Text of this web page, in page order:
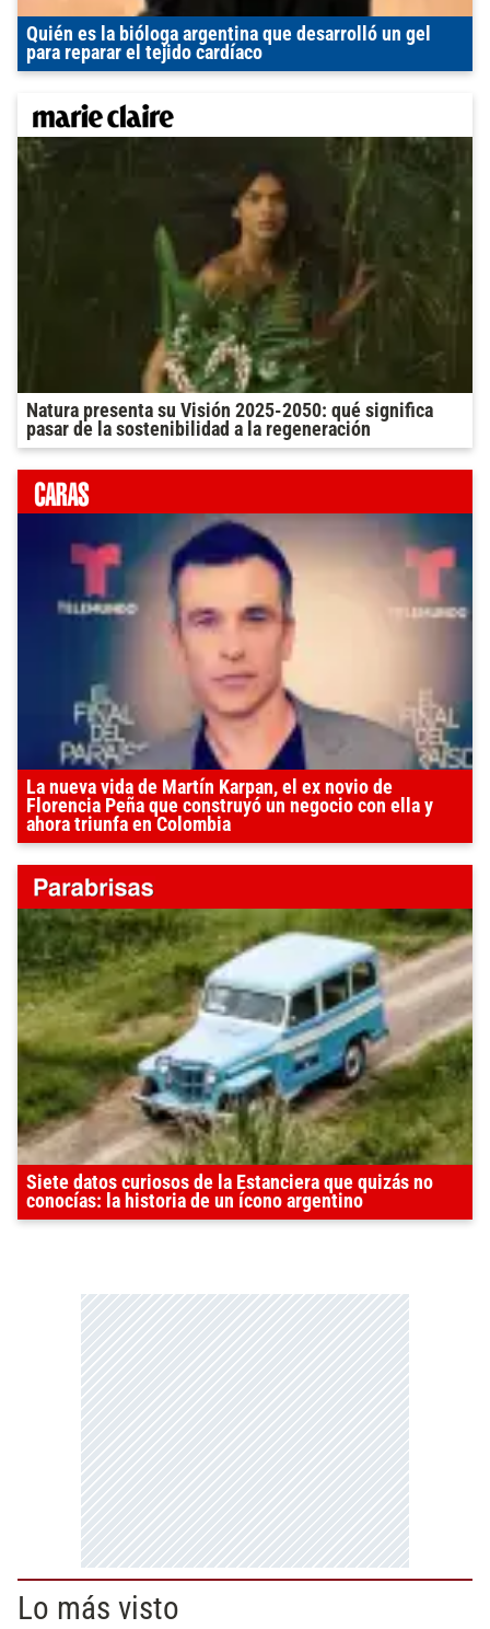
Quién es la bióloga argentina que desarrolló un gel
para reparar el tejido cardíaco
Natura presenta su Visión 2025-2050: qué significa
pasar de la sostenibilidad a la regeneración
La nueva vida de Martín Karpan, el ex novio de
Florencia Peña que construyó un negocio con ella y
ahora triunfa en Colombia
Siete datos curiosos de la Estanciera que quizás no
conocías: la historia de un ícono argentino
Lo más visto